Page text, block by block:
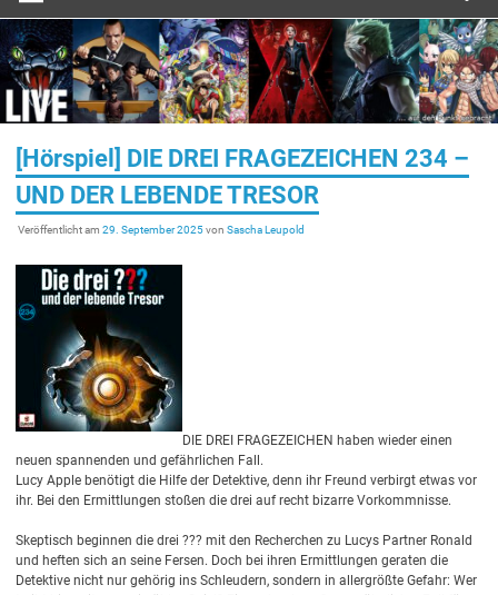
[Hörspiel] DIE DREI FRAGEZEICHEN 234 –
UND DER LEBENDE TRESOR
Veröffentlicht am29. September 2025vonSascha Leupold
DIE DREI FRAGEZEICHEN haben wieder einen
neuen spannenden und gefährlichen Fall.
Lucy Apple benötigt die Hilfe der Detektive, denn ihr Freund verbirgt etwas vor
ihr. Bei den Ermittlungen stoßen die drei auf recht bizarre Vorkommnisse.
Skeptisch beginnen die drei ??? mit den Recherchen zu Lucys Partner Ronald
und heften sich an seine Fersen. Doch bei ihren Ermittlungen geraten die
Detektive nicht nur gehörig ins Schleudern, sondern in allergrößte Gefahr: Wer